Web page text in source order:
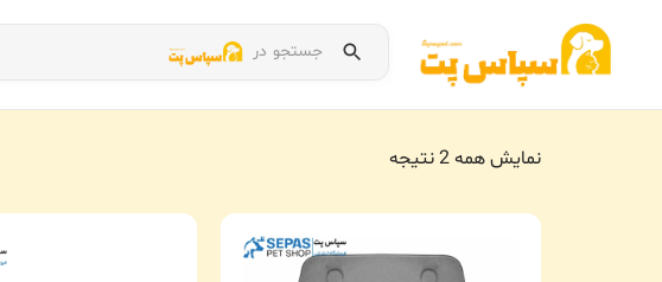
جستجو در
نمایش همه 2 نتیجه